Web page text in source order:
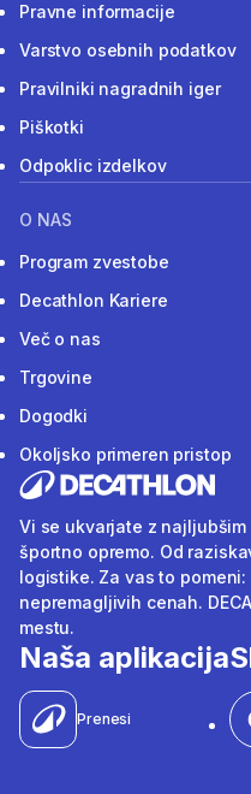
Pravne informacije
Varstvo osebnih podatkov
Pravilniki nagradnih iger
Piškotki
Odpoklic izdelkov
O NAS
Program zvestobe
Decathlon Kariere
Več o nas
Trgovine
Dogodki
Okoljsko primeren pristop
Vi se ukvarjate z
športno opremo. Od
logistike. Za vas to
nepremagljivih cenah.
mestu.
Naša aplikacija
Prenesi